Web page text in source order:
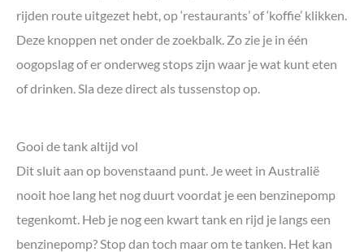
rijden route uitgezet hebt, op ‘restaurants’ of ‘koffie’ klikken.
Deze knoppen net onder de zoekbalk. Zo zie je in één
oogopslag of er onderweg stops zijn waar je wat kunt eten
of drinken. Sla deze direct als tussenstop op.
Gooi de tank altijd vol
Dit sluit aan op bovenstaand punt. Je weet in Australië
nooit hoe lang het nog duurt voordat je een benzinepomp
tegenkomt. Heb je nog een kwart tank en rijd je langs een
benzinepomp? Stop dan toch maar om te tanken. Het kan